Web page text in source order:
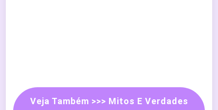
Veja Também >>> Mitos E Verdades